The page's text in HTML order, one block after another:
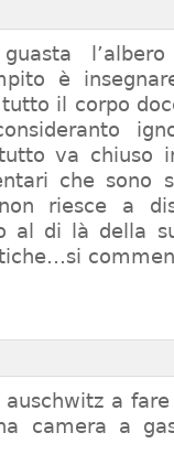
è
il corpo
va chiuso
che sono
riesce a
al di là della
a
camera a